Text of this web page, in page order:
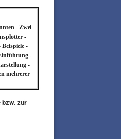
- Zwei
-
Beispiele -
-
-
mehrerer
bzw. zur